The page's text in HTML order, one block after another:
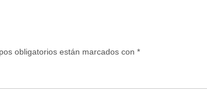
obligatorios están marcados con *